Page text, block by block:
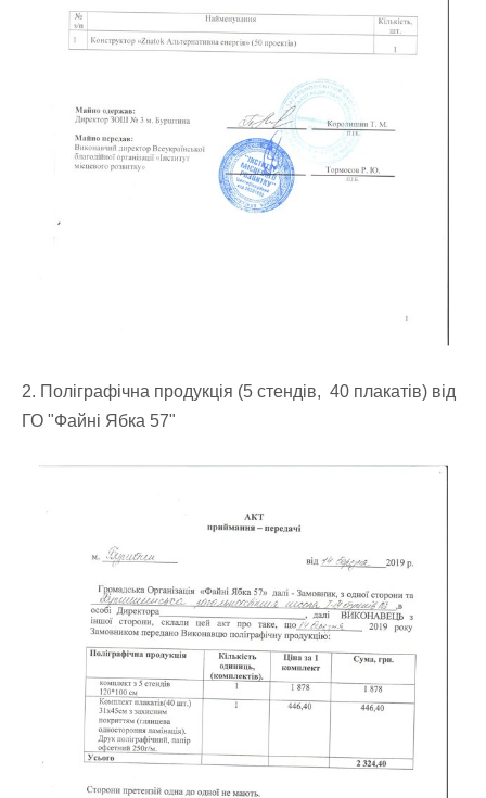
2. Поліграфічна продукція (5 стендів, 40 плакатів) від
ГО "Файні Ябка 57"